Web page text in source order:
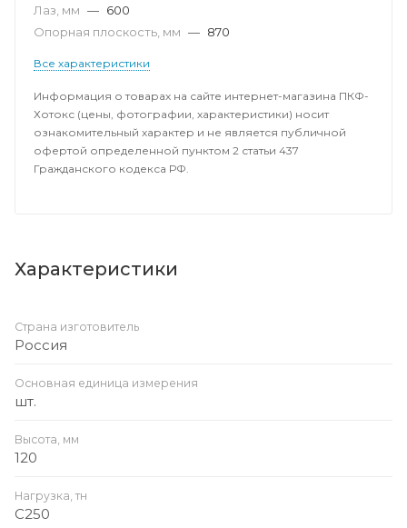
Лаз, мм — 600
Опорная плоскость, мм — 870
Все характеристики
Информация о товарах на сайте интернет-магазина ПКФ-
Хотокс (цены, фотографии, характеристики) носит
ознакомительный характер и не является публичной
офертой определенной пунктом 2 статьи 437
Гражданского кодекса РФ.
Характеристики
Страна изготовитель
Россия
Основная единица измерения
шт.
Высота, мм
120
Нагрузка, тн
C250